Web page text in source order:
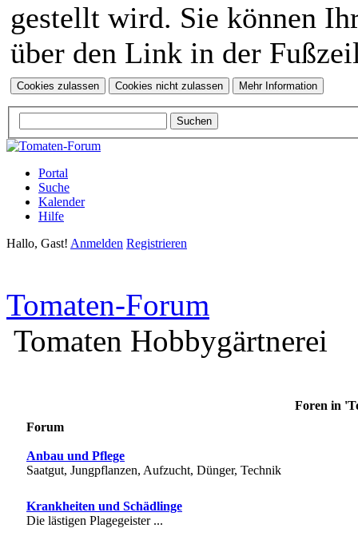
gestellt wird. Sie können
über den Link in der
Portal
Suche
Kalender
Hilfe
Hallo, Gast! Anmelden Registrieren
Tomaten-Forum
Tomaten Hobbygärtnerei
Foren in
Forum
Anbau und Pflege
Saatgut, Jungpflanzen, Aufzucht, Dünger, Technik
Krankheiten und Schädlinge
Die lästigen Plagegeister ...